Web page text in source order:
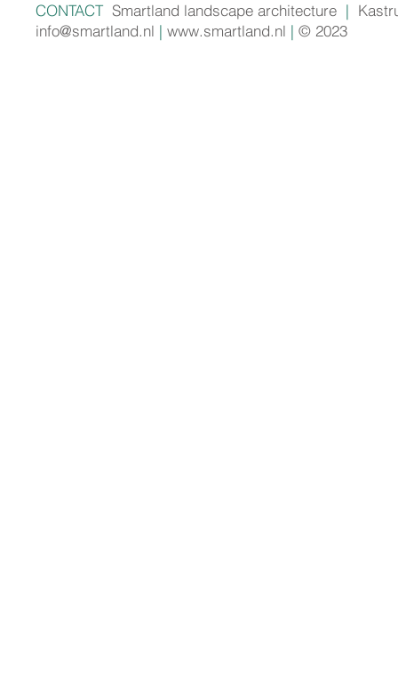
CONTACTSmartland landscape architecture |
info@smartland.nl | www.smartland.nl | © 2023